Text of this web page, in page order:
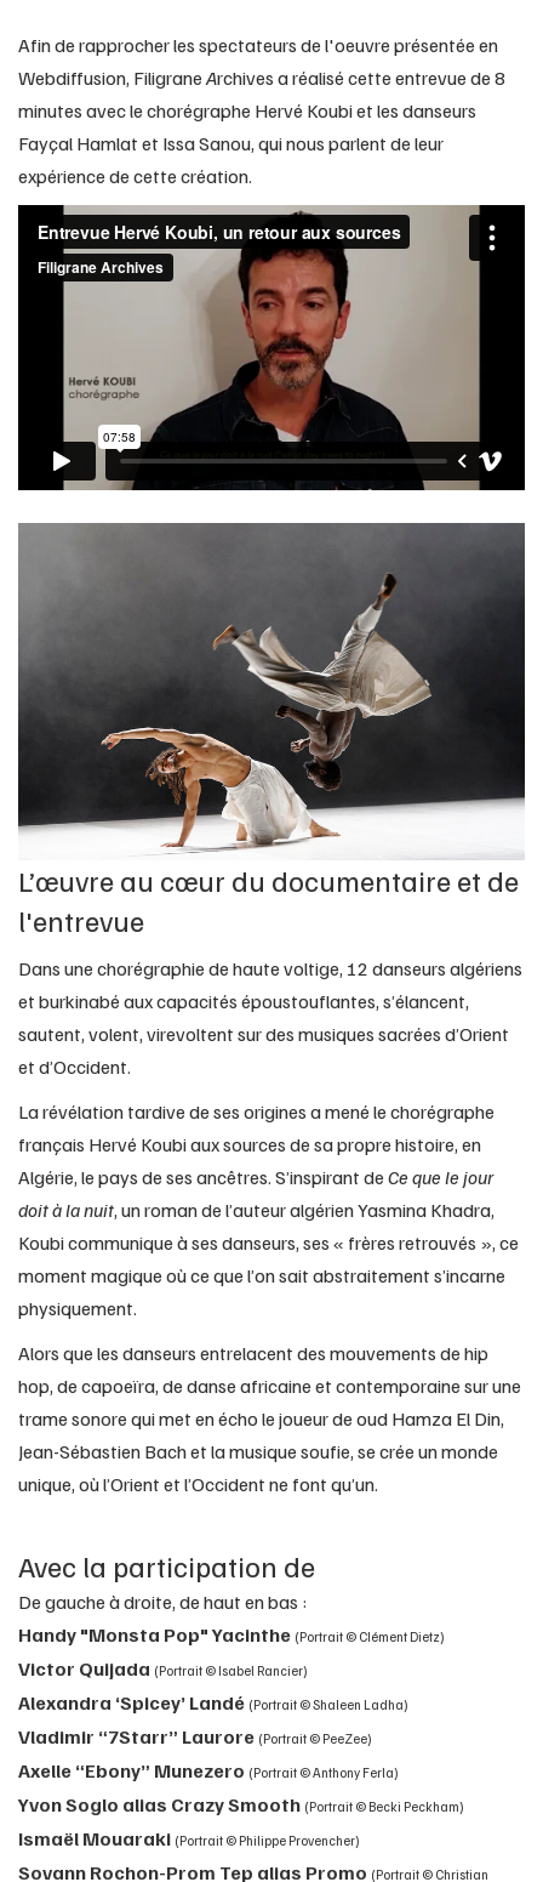
Afin de rapprocher les spectateurs de l'oeuvre présentée en
Webdiffusion, FiligraneArchives a réalisé cette entrevue de 8
minutes avec le chorégraphe Hervé Koubi et les danseurs
Fayçal Hamlat et Issa Sanou, qui nous parlent de leur
expérience de cette création.
L’œuvre au cœur du documentaire et de
l'entrevue
Dans une chorégraphie de haute voltige, 12 danseurs algériens
et burkinabé aux capacités époustouflantes, s’élancent,
sautent, volent, virevoltent sur des musiques sacrées d’Orient
et d’Occident.
La révélation tardive de ses origines a mené le chorégraphe
français Hervé Koubi aux sources de sa propre histoire, en
Algérie, le pays de ses ancêtres. S’inspirant de Ce que le jour
doit à la nuit, un roman de l’auteur algérien Yasmina Khadra,
Koubi communique à ses danseurs, ses « frères retrouvés », ce
moment magique où ce que l’on sait abstraitement s’incarne
physiquement.
Alors que les danseurs entrelacent des mouvements de hip
hop, de capoeïra, de danse africaine et contemporaine sur une
trame sonore qui met en écho le joueur de oud Hamza El Din,
Jean-Sébastien Bach et la musique soufie, se crée un monde
unique, où l’Orient et l’Occident ne font qu’un.
Avec la participation de
De gauche à droite, de haut en bas :
Handy "Monsta Pop" Yacinthe (Portrait © Clément Dietz)
Victor Quijada (Portrait © Isabel Rancier)
Alexandra ‘Spicey’ Landé (Portrait © Shaleen Ladha)
Vladimir “7Starr” Laurore (Portrait © PeeZee)
Axelle “Ebony” Munezero (Portrait © Anthony Ferla)
Yvon Soglo alias Crazy Smooth (Portrait © Becki Peckham)
Ismaël Mouaraki (Portrait © Philippe Provencher)
Sovann Rochon-Prom Tep alias Promo (Portrait © Christian